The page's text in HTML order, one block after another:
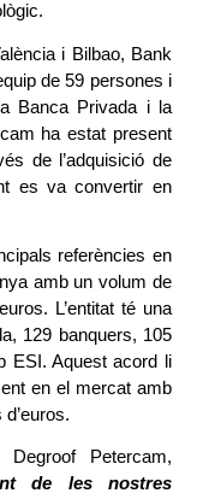
i Bilbao, Bank
de 59 persones i
Banca Privada i la
ha estat present
de l’adquisició de
es va convertir en
referències en
amb un volum de
L’entitat té una
129 banquers, 105
ESI. Aquest acord li
en el mercat amb
de les nostres